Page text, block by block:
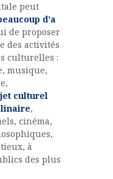
peut
d’a
de proposer
des activités
culturelles :
musique,
culturel
,
cinéma,
à
des plus